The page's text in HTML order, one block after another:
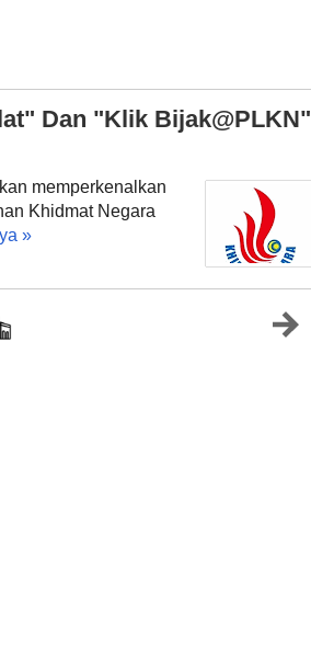
Dan "Klik Bijak@PLKN"
memperkenalkan
Khidmat Negara
»